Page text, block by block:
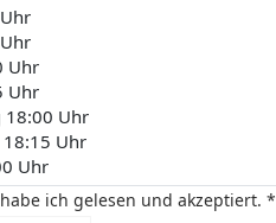
habe ich gelesen und akzeptiert. *